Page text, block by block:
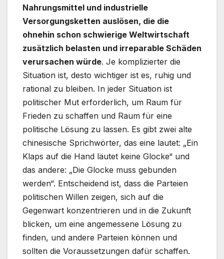
Nahrungsmittel und industrielle
Versorgungsketten auslösen, die die
ohnehin schon schwierige Weltwirtschaft
zusätzlich belasten und irreparable Schäden
verursachen würde. Je komplizierter die
Situation ist, desto wichtiger ist es, ruhig und
rational zu bleiben. In jeder Situation ist
politischer Mut erforderlich, um Raum für
Frieden zu schaffen und Raum für eine
politische Lösung zu lassen. Es gibt zwei alte
chinesische Sprichwörter, das eine lautet: „Ein
Klaps auf die Hand läutet keine Glocke“ und
das andere: „Die Glocke muss gebunden
werden“. Entscheidend ist, dass die Parteien
politischen Willen zeigen, sich auf die
Gegenwart konzentrieren und in die Zukunft
blicken, um eine angemessene Lösung zu
finden, und andere Parteien können und
sollten die Voraussetzungen dafür schaffen.